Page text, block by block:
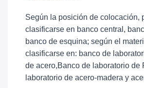
Según la posición de colocación,
clasificarse en banco central,
banco de esquina; según el
clasificarse en: banco de
de acero,Banco de laboratorio de
laboratorio de acero-madera y